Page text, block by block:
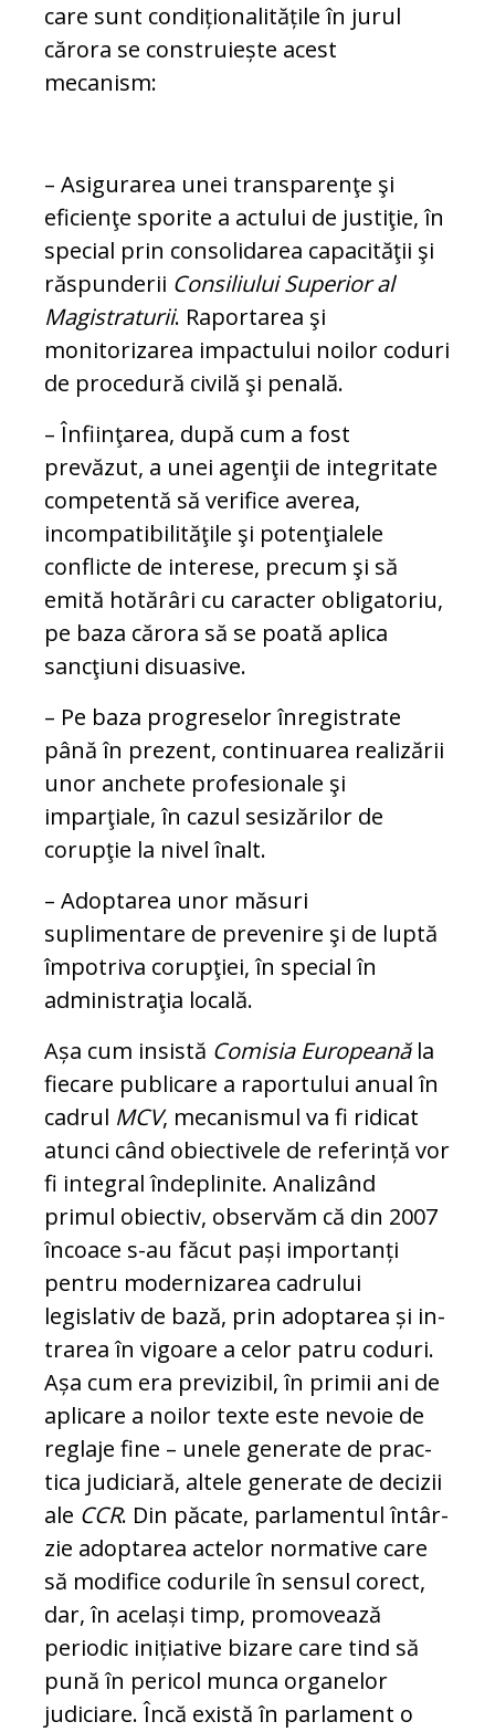
care sunt condiționalitățile în jurul
cărora se construiește acest
mecanism:
– Asigurarea unei transparenţe şi
eficienţe sporite a actului de justiţie, în
special prin consolidarea capacităţii şi
răspunderii Consiliului Superior al
Magistraturii. Ra­por­tarea şi
monitorizarea impactului noi­lor coduri
de procedură civilă şi penală.
– Înfiinţarea, după cum a fost
prevăzut, a unei agenţii de integritate
competentă să verifice averea,
incompatibilităţile şi po­ten­ţialele
conflicte de interese, precum şi să
emită hotărâri cu caracter obligatoriu,
pe baza cărora să se poată aplica
sancţiuni disuasive.
– Pe baza progreselor înregistrate
până în prezent, continuarea realizării
unor an­che­te profesionale şi
imparţiale, în cazul se­sizărilor de
corupţie la nivel înalt.
– Adoptarea unor măsuri
suplimentare de prevenire şi de luptă
împotriva corupţiei, în special în
administraţia locală.
Așa cum insistă Comisia Europeanăla
fie­care publicare a raportului anual în
cadrul MCV, me­ca­nismul va fi ridicat
atunci când obiectivele de refe­rin­ță vor
fi integral înde­pli­ni­te. Analizând
primul obi­ec­tiv, observăm că din 2007
încoace s-au făcut pași im­portanți
pentru moder­ni­zarea cadrului
legislativ de bază, prin adoptarea și in­
trarea în vigoare a celor pa­tru coduri.
Așa cum era previzibil, în pri­mii ani de
aplicare a noilor texte este ne­voie de
reglaje fine – unele generate de prac­
tica judiciară, altele generate de de­ci­zii
ale CCR. Din păcate, parlamentul în­târ­
zie adoptarea actelor normative care
să mo­difice codurile în sensul corect,
dar, în același timp, promovează
periodic ini­ția­ti­ve bizare care tind să
pună în pericol mun­ca organelor
judiciare. Încă există în par­la­ment o